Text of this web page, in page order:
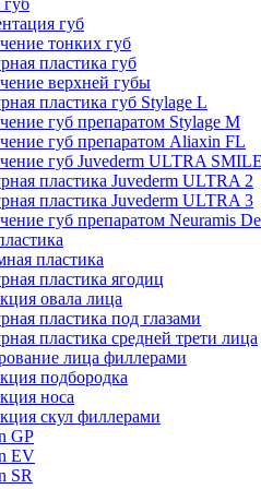
губ
губ
тонких губ
пластика губ
верхней губы
пластика губ Stylage L
губ препаратом Stylage M
губ препаратом Aliaxin FL
губ Juvederm ULTRA
пластика Juvederm ULTRA 2
пластика Juvederm ULTRA 3
губ препаратом Neuramis
пластика
пластика ягодиц
овала лица
пластика под глазами
пластика средней трети лица
лица филлерами
подбородка
носа
скул филлерами
GP
EV
SR